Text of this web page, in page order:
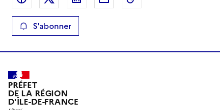
S'abonner
PRÉFET
DE LA RÉGION
D'ÎLE-DE-FRANCE